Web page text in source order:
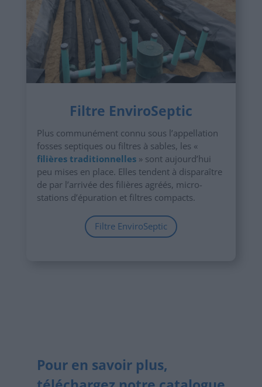
Filtre EnviroSeptic
Plus communément connu sous l’appellation
fosses septiques ou filtres à sables, les «
filières traditionnelles» sont aujourd’hui
peu mises en place. Elles tendent à disparaître
de par l’arrivée des filières agréés, micro-
stations d’épuration et filtres compacts.
Filtre EnviroSeptic
Pour en savoir plus,